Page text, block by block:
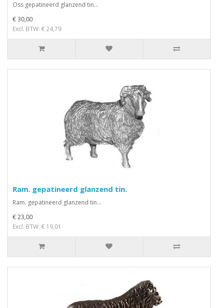
Oss gepatineerd glanzend tin...
€ 30,00
Excl. BTW: € 24,79
Ram. gepatineerd glanzend tin.
Ram. gepatineerd glanzend tin...
€ 23,00
Excl. BTW: € 19,01